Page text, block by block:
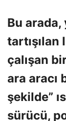
Bu
çalışan
ara aracı
şekilde”
sürücü,